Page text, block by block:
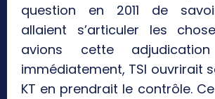
question en 2011 de
allaient s’articuler les
avions cette adjudication
immédiatement, TSI ouvrirait
KT en prendrait le contrôle.